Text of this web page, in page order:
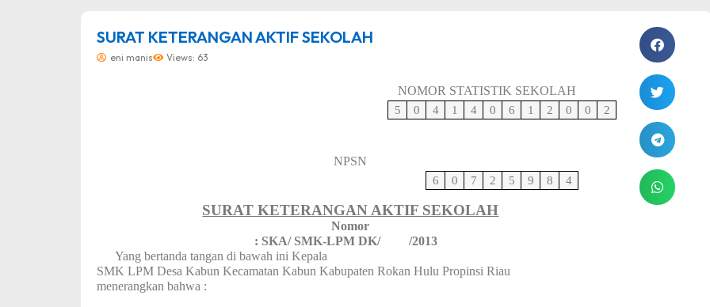
SURAT KETERANGAN AKTIF SEKOLAH
eni manis Views: 63
NOMOR STATISTIK SEKOLAH
5 0 4 1 4 0 6 1 2 0 0 2
NPSN
6 0 7 2 5 9 8 4
SURAT KETERANGAN AKTIF SEKOLAH
Nomor
: SKA/ SMK-LPM DK/ /2013
Yang bertanda tangan di bawah ini Kepala
SMK LPM Desa Kabun Kecamatan Kabun Kabupaten Rokan Hulu Propinsi Riau
menerangkan bahwa :